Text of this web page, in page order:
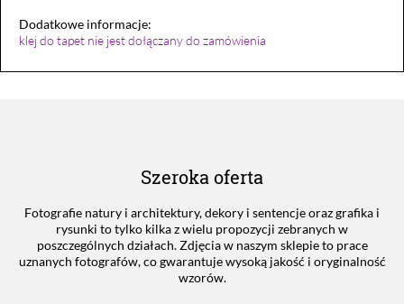
Dodatkowe informacje:
klej do tapet nie jest dołączany do zamówienia
Szeroka oferta
Fotografie natury i architektury, dekory i sentencje oraz grafika i
rysunki to tylko kilka z wielu propozycji zebranych w
poszczególnych działach. Zdjęcia w naszym sklepie to prace
uznanych fotografów, co gwarantuje wysoką jakość i oryginalność
wzorów.